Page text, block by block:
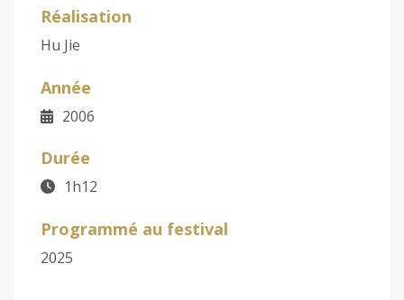
Réalisation
Hu Jie
Année
2006
Durée
1h12
Programmé au festival
2025